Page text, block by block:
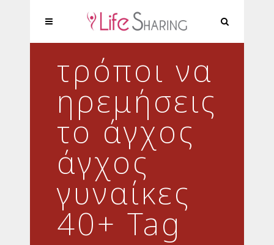
τρόποι να
ηρεμήσεις
το άγχος
άγχος
γυναίκες
40+ Tag